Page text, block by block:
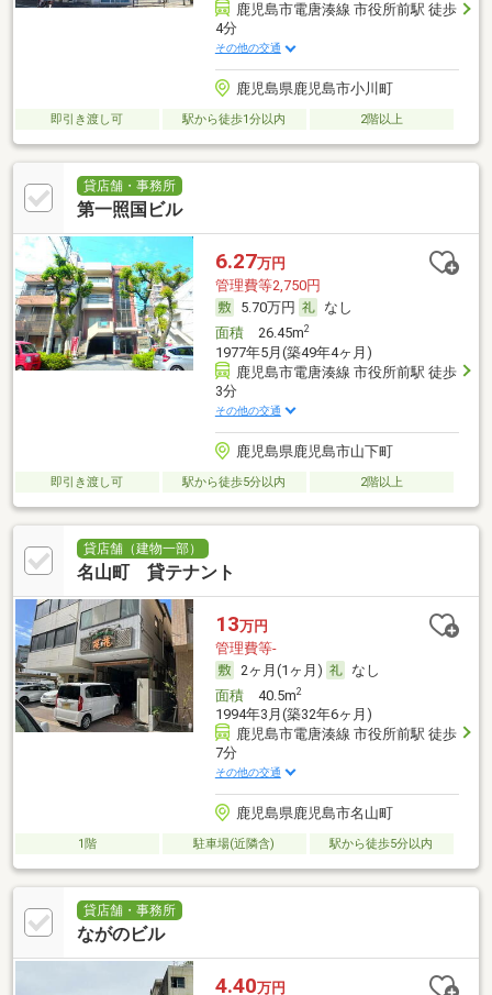
鹿児島市電唐湊線 市役所前駅 徒歩
4分
その他の交通
鹿児島県鹿児島市小川町
即引き渡し可 駅から徒歩1分以内 2階以上
貸店舗・事務所
第一照国ビル
6.27万円
管理費等2,750円
5.70万円
なし
面積26.45m2
1977年5月(築49年4ヶ月)
鹿児島市電唐湊線 市役所前駅 徒歩
3分
その他の交通
鹿児島県鹿児島市山下町
即引き渡し可 駅から徒歩5分以内 2階以上
貸店舗（建物一部）
名山町 貸テナント
13万円
管理費等-
2ヶ月(1ヶ月)
なし
面積40.5m2
1994年3月(築32年6ヶ月)
鹿児島市電唐湊線 市役所前駅 徒歩
7分
その他の交通
鹿児島県鹿児島市名山町
1階 駐車場(近隣含) 駅から徒歩5分以内
貸店舗・事務所
ながのビル
4.40万円